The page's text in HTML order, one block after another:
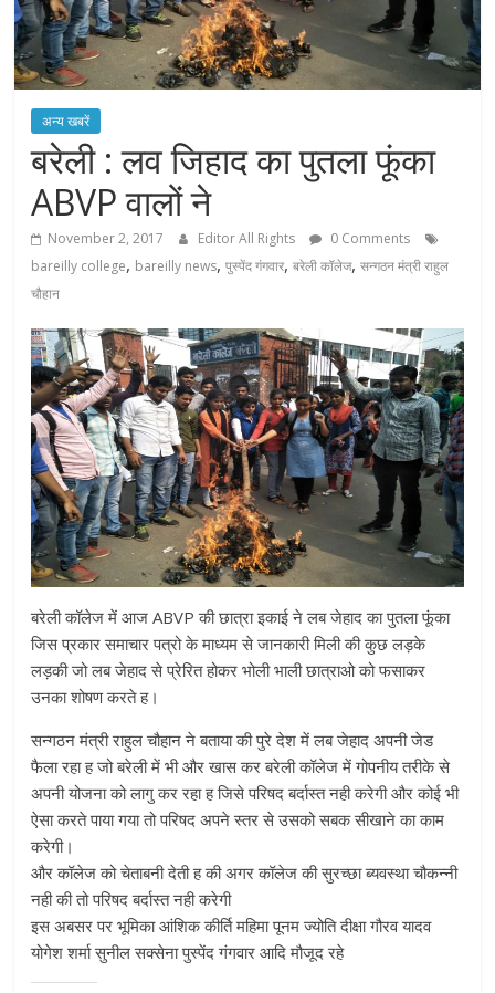
अन्य खबरें
बरेली : लव जिहाद का पुतला फूंका
ABVP वालों ने
November 2, 2017 Editor All Rights
0 Comments
bareilly college, bareilly news,पुस्पेंद गंगवार,बरेली कॉलेज,सन्गठन मंत्री राहुल
चौहान
बरेली कॉलेज में आज ABVP की छात्रा इकाई ने लब जेहाद का पुतला फूंका
जिस प्रकार समाचार पत्रो के माध्यम से जानकारी मिली की कुछ लड़के
लड़की जो लब जेहाद से प्रेरित होकर भोली भाली छात्राओ को फसाकर
उनका शोषण करते ह।
सन्गठन मंत्री राहुल चौहान ने बताया की पुरे देश में लब जेहाद अपनी जेड
फैला रहा ह जो बरेली में भी और खास कर बरेली कॉलेज में गोपनीय तरीके से
अपनी योजना को लागु कर रहा ह जिसे परिषद बर्दास्त नही करेगी और कोई भी
ऐसा करते पाया गया तो परिषद अपने स्तर से उसको सबक सीखाने का काम
करेगी।
और कॉलेज को चेताबनी देती ह की अगर कॉलेज की सुरच्छा ब्यवस्था चौकन्नी
नही की तो परिषद बर्दास्त नही करेगी
इस अबसर पर भूमिका आंशिक कीर्ति महिमा पूनम ज्योति दीक्षा गौरव यादव
योगेश शर्मा सुनील सक्सेना पुस्पेंद गंगवार आदि मौजूद रहे